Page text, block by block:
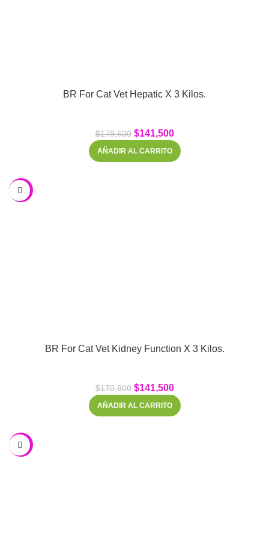
BR For Cat Vet Hepatic X 3 Kilos.
$179,600 $141,500
AÑADIR AL CARRITO
-17%
BR For Cat Vet Kidney Function X 3 Kilos.
$170,900 $141,500
AÑADIR AL CARRITO
-17%